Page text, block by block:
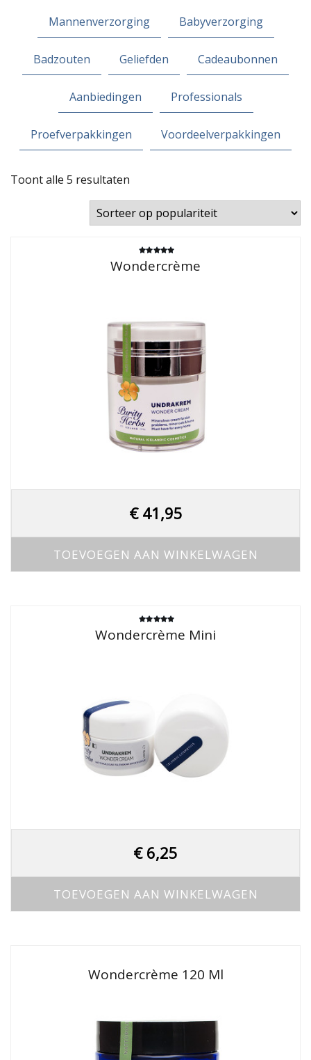
Mannenverzorging Babyverzorging
Badzouten Geliefden Cadeaubonnen
Aanbiedingen Professionals
Proefverpakkingen Voordeelverpakkingen
Toont alle 5 resultaten
op
populariteit
Gewaardeerd
5.00
Wondercrème
€41,95
TOEVOEGEN AAN WINKELWAGEN
Gewaardeerd
5.00
Wondercrème Mini
€6,25
TOEVOEGEN AAN WINKELWAGEN
Wondercrème 120 Ml